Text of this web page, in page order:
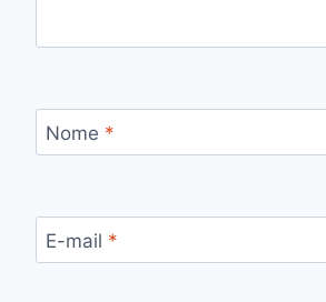
Nome *
E-mail *